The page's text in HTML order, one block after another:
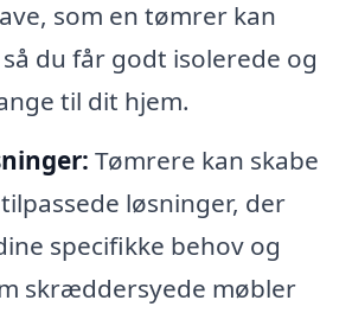
som en tømrer kan
du får godt isolerede og
til dit hjem.
Tømrere kan skabe
løsninger, der
specifikke behov og
skræddersyede møbler